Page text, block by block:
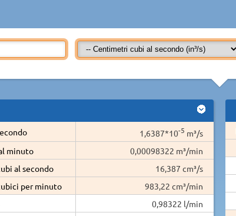
1,6387*10-5 m³/s
minuto
0,00098322 m³/min
al secondo
16,387 cm³/s
per minuto
983,22 cm³/min
0,98322 l/min